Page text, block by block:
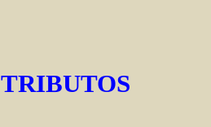
TRIBUTOS